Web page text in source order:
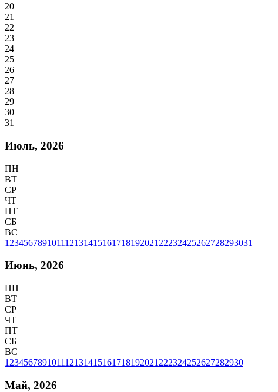
20
21
22
23
24
25
26
27
28
29
30
31
Июль, 2026
ПН
ВТ
СР
ЧТ
ПТ
СБ
ВС
1 23456789101112131415161718192021 22232425262728293031
Июнь, 2026
ПН
ВТ
СР
ЧТ
ПТ
СБ
ВС
1 23456789101112131415161718192021 222324252627282930
Май, 2026